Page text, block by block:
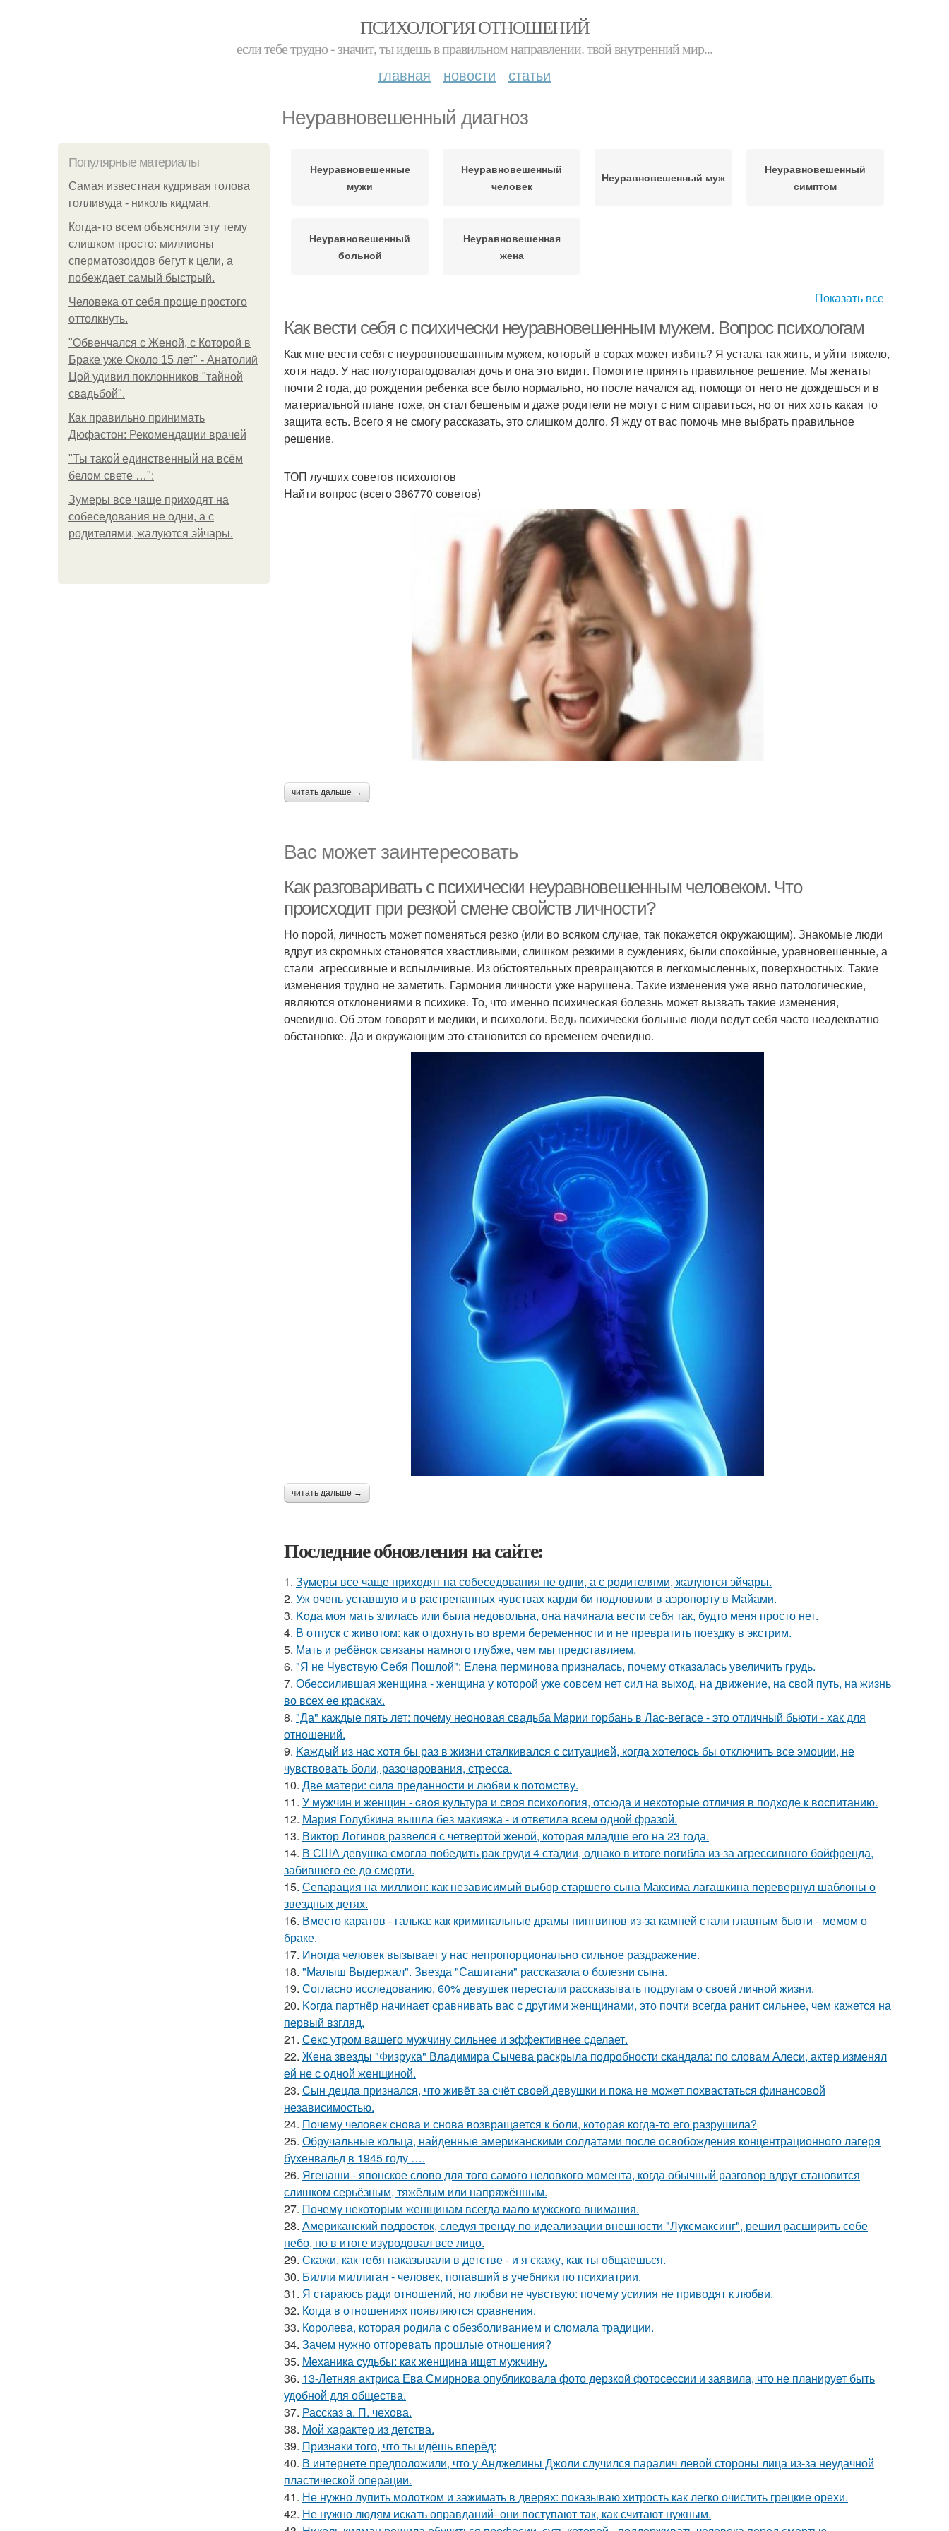
ПСИХОЛОГИЯ ОТНОШЕНИЙ
если тебе трудно - значит, ты идешь в правильном направлении. твой внутренний мир...
главная новости статьи
Неуравновешенный диагноз
Популярные материалы
Самая известная кудрявая голова
голливуда - николь кидман.
Когда-то всем объясняли эту тему
слишком просто: миллионы
сперматозоидов бегут к цели, а
побеждает самый быстрый.
Человека от себя проще простого
оттолкнуть.
"Обвенчался с Женой, с Которой в
Браке уже Около 15 лет" - Анатолий
Цой удивил поклонников "тайной
свадьбой".
Как правильно принимать
Дюфастон: Рекомендации врачей
"Ты такой единственный на всём
белом свете …":
Зумеры все чаще приходят на
собеседования не одни, а с
родителями, жалуются эйчары.
Неуравновешенные
мужи
Неуравновешенный
человек
Неуравновешенный муж
Неуравновешенный
симптом
Неуравновешенный
больной
Неуравновешенная
жена
Показать все
Как вести себя с психически неуравновешенным мужем. Вопрос психологам
Как мне вести себя с неуровновешанным мужем, который в сорах может избить? Я устала так жить, и уйти тяжело,
хотя надо. У нас полуторагодовалая дочь и она это видит. Помогите принять правильное решение. Мы женаты
почти 2 года, до рождения ребенка все было нормально, но после начался ад, помощи от него не дождешься и в
материальной плане тоже, он стал бешеным и даже родители не могут с ним справиться, но от них хоть какая то
защита есть. Всего я не смогу рассказать, это слишком долго. Я жду от вас помочь мне выбрать правильное
решение.
ТОП лучших советов психологов
Найти вопрос (всего 386770 советов)
читать дальше →
Вас может заинтересовать
Как разговаривать с психически неуравновешенным человеком. Что
происходит при резкой смене свойств личности?
Но порой, личность может поменяться резко (или во всяком случае, так покажется окружающим). Знакомые люди
вдруг из скромных становятся хвастливыми, слишком резкими в суждениях, были спокойные, уравновешенные, а
стали агрессивные и вспыльчивые. Из обстоятельных превращаются в легкомысленных, поверхностных. Такие
изменения трудно не заметить. Гармония личности уже нарушена. Такие изменения уже явно патологические,
являются отклонениями в психике. То, что именно психическая болезнь может вызвать такие изменения,
очевидно. Об этом говорят и медики, и психологи. Ведь психически больные люди ведут себя часто неадекватно
обстановке. Да и окружающим это становится со временем очевидно.
читать дальше →
Последние обновления на сайте:
1. Зумеры все чаще приходят на собеседования не одни, а с родителями, жалуются эйчары.
2. Уж очень уставшую и в растрепанных чувствах карди би подловили в аэропорту в Майами.
3. Koда моя мать злилась или была недовольна, она начинала вести себя так, будто меня просто нет.
4. В отпуск с животом: как отдохнуть во время беременности и не превратить поездку в экстрим.
5. Мать и ребёнок связаны намного глубже, чем мы представляем.
6. "Я не Чувствую Себя Пошлой": Елена перминова призналась, почему отказалась увеличить грудь.
7. Обессилившая женщина - женщина у которой уже совсем нет сил на выход, на движение, на свой путь, на жизнь
во всех ее красках.
8. "Да" каждые пять лет: почему неоновая свадьба Марии горбань в Лас-вегасе - это отличный бьюти - хак для
отношений.
9. Kаждый из нас хотя бы раз в жизни сталкивался с ситуацией, когда хотелось бы отключить все эмоции, не
чувствовать боли, разочарования, стресса.
10. Две матери: сила преданности и любви к потомству.
11. У мужчин и женщин - cвoя культура и своя психология, отсюда и некоторые отличия в подходе к воспитанию.
12. Мария Голубкина вышла без макияжа - и ответила всем одной фразой.
13. Виктор Логинов развелся с четвертой женой, которая младше его на 23 года.
14. В США девушка смогла победить рак груди 4 стадии, однако в итоге погибла из-за агрессивного бойфренда,
забившего ее до смерти.
15. Сепарация на миллион: как независимый выбор старшего сына Максима лагашкина перевернул шаблоны о
звездных детях.
16. Вместо каратов - галька: как криминальные драмы пингвинов из-за камней стали главным бьюти - мемом о
браке.
17. Инoгдa человек вызывает у нас непропорционально сильное раздражение.
18. "Малыш Выдержал". Звезда "Сашитани" рассказала о болезни сына.
19. Согласно исследованию, 60% девушек перестали рассказывать подругам о своей личной жизни.
20. Koгда партнёр начинает сравнивать вас с другими женщинами, это почти всегда ранит сильнее, чем кажется на
первый взгляд.
21. Секс утром вашего мужчину сильнее и эффективнее сделает.
22. Жена звезды "Физрука" Владимира Сычева раскрыла подробности скандала: по словам Алеси, актер изменял
ей не с одной женщиной.
23. Сын децла признался, что живёт за счёт своей девушки и пока не может похвастаться финансовой
независимостью.
24. Почему человек снова и снова возвращается к боли, которая когда-то его разрушила?
25. Обручальные кольца, найденные американскими солдатами после освобождения концентрационного лагеря
бухенвальд в 1945 году ….
26. Ягенаши - японское слово для того самого неловкого момента, когда обычный разговор вдруг становится
слишком серьёзным, тяжёлым или напряжённым.
27. Почему некоторым женщинам всегда мало мужского внимания.
28. Американский подросток, следуя тренду по идеализации внешности "Луксмаксинг", решил расширить себе
небо, но в итоге изуродовал все лицо.
29. Скажи, как тебя наказывали в детстве - и я скажу, как ты общаешься.
30. Билли миллиган - чeловек, попавший в учебники по психиатрии.
31. Я стараюсь ради отношений, но любви не чувствую: почему усилия не приводят к любви.
32. Когда в отношениях появляются сравнения.
33. Королева, которая родила с обезболиванием и сломала традиции.
34. Зачем нужно отгоревать прошлые отношения?
35. Механика судьбы: как женщина ищет мужчину.
36. 13-Летняя актриса Ева Смирнова опубликовала фото дерзкой фотосессии и заявила, что не планирует быть
удобной для общества.
37. Рассказ а. П. чехова.
38. Мой характер из детства.
39. Признаки того, что ты идёшь вперёд:
40. В интернете предположили, что у Анджелины Джоли случился паралич левой стороны лица из-за неудачной
пластической операции.
41. Не нужно лупить молотком и зажимать в дверях: показываю хитрость как легко очистить грецкие орехи.
42. Не нужно людям искать оправданий- они поступают так, как считают нужным.